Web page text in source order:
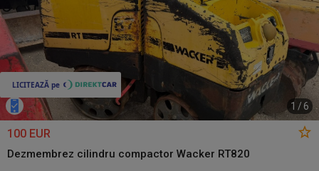
1 /6
100 EUR
Dezmembrez cilindru compactor Wacker RT820